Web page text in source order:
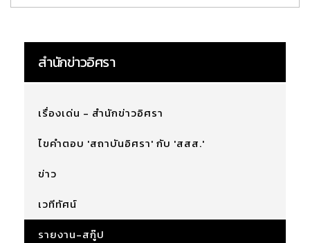
สำนักข่าวอิศรา
เรื่องเด่น - สำนักข่าวอิศรา
ไขคำตอบ 'สถาบันอิศรา' กับ 'สสส.'
ข่าว
เวทีทัศน์
รายงาน-สกู๊ป